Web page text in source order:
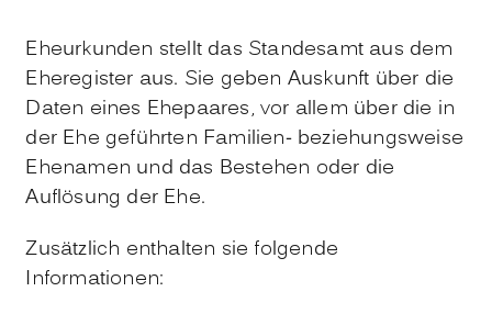
Eheurkunden stellt das Standesamt aus dem
Eheregister aus. Sie geben Auskunft über die
Daten eines Ehepaares, vor allem über die in
der Ehe geführten Familien- beziehungsweise
Ehenamen und das Bestehen oder die
Auflösung der Ehe.
Zusätzlich enthalten sie folgende
Informationen: